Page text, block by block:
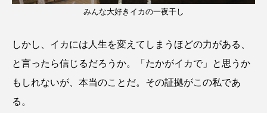
みんな大好きイカの一夜干し
しかし、イカには人生を変えてしまうほどの力がある、
と言ったら信じるだろうか。「たかがイカで」と思うか
もしれないが、本当のことだ。その証拠がこの私であ
る。